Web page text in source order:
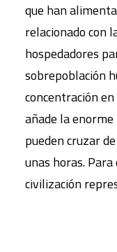
que han
relacionado con
hospedadores
sobrepoblación
concentración
añade la
pueden cruzar
unas horas.
civilización